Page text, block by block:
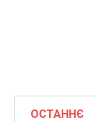
ОСТАННЄ